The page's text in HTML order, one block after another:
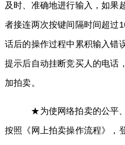
及时、准确地进行输入，如果
者接连两次按键间隔时间超过
话后的操作过程中累积输入错
提示后自动挂断竞买人的电话
加拍卖。
★为使网络拍卖的公平、
按照《网上拍卖操作流程》，